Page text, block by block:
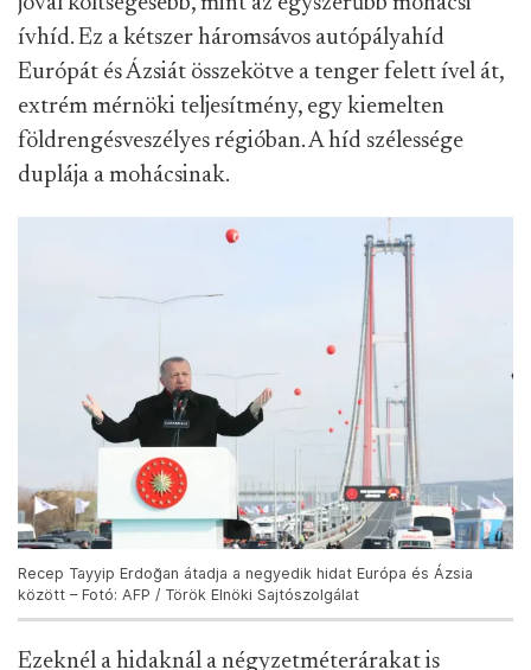
ívhíd. Ez a kétszer háromsávos autópályahíd
Európát és Ázsiát összekötve a tenger felett ível át,
extrém mérnöki teljesítmény, egy kiemelten
földrengésveszélyes régióban. A híd szélessége
duplája a mohácsinak.
Recep Tayyip Erdoğan átadja a negyedik hidat Európa és Ázsia
között – Fotó: AFP / Török Elnöki Sajtószolgálat
Ezeknél a hidaknál a négyzetméterárakat is